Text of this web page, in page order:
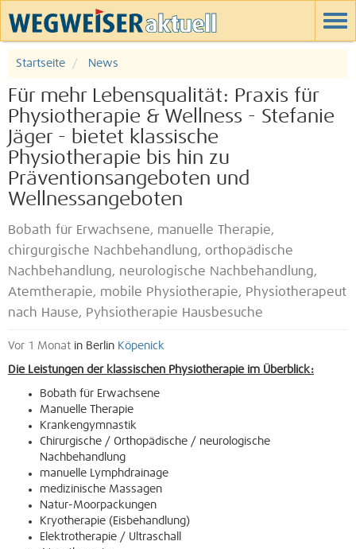
Startseite News
Für mehr Lebensqualität: Praxis für
Physiotherapie & Wellness - Stefanie
Jäger - bietet klassische
Physiotherapie bis hin zu
Präventionsangeboten und
Wellnessangeboten
Bobath für Erwachsene, manuelle Therapie,
chirgurgische Nachbehandlung, orthopädische
Nachbehandlung, neurologische Nachbehandlung,
Atemtherapie, mobile Physiotherapie, Physiotherapeut
nach Hause, Pyhsiotherapie Hausbesuche
Vor 1 Monat in Berlin Köpenick
Die Leistungen der klassischen Physiotherapie im Überblick:
Bobath für Erwachsene
Manuelle Therapie
Krankengymnastik
Chirurgische / Orthopädische / neurologische
Nachbehandlung
manuelle Lymphdrainage
medizinische Massagen
Natur-Moorpackungen
Kryotherapie (Eisbehandlung)
Elektrotherapie / Ultraschall